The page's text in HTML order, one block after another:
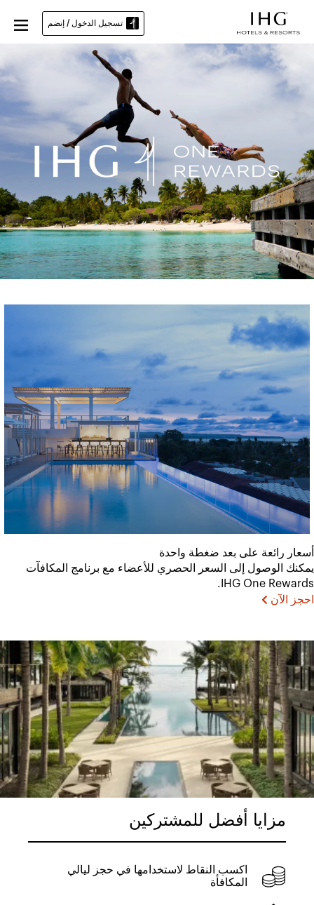
تسجيل الدخول / إنضم
أسعار رائعة على بعد ضغطة واحدة
يمكنك الوصول إلى السعر الحصري للأعضاء مع برنامج المكافآت
IHG One Rewards.
احجز الآن
مزايا أفضل للمشتركين
اكسب النقاط لاستخدامها في حجز ليالي
المكافأة